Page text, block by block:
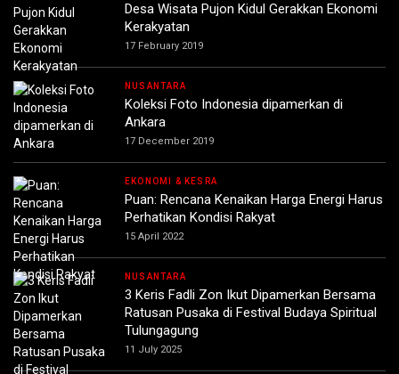
Desa Wisata Pujon Kidul Gerakkan Ekonomi
Kerakyatan
17 February 2019
NUSANTARA
Koleksi Foto Indonesia dipamerkan di
Ankara
17 December 2019
EKONOMI & KESRA
Puan: Rencana Kenaikan Harga Energi Harus
Perhatikan Kondisi Rakyat
15 April 2022
NUSANTARA
3 Keris Fadli Zon Ikut Dipamerkan Bersama
Ratusan Pusaka di Festival Budaya Spiritual
Tulungagung
11 July 2025